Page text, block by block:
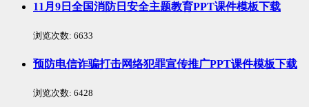
11月9日全国消防日安全主题教育PPT课件模板下载
浏览次数: 6633
预防电信诈骗打击网络犯罪宣传推广PPT课件模板下载
浏览次数: 6428